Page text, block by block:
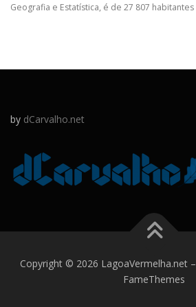
Geografia e Estatística, é de 27 807 habitantes
by dCarvalho.net
Copyright © 2026 LagoaVermelha.net –
FameThemes